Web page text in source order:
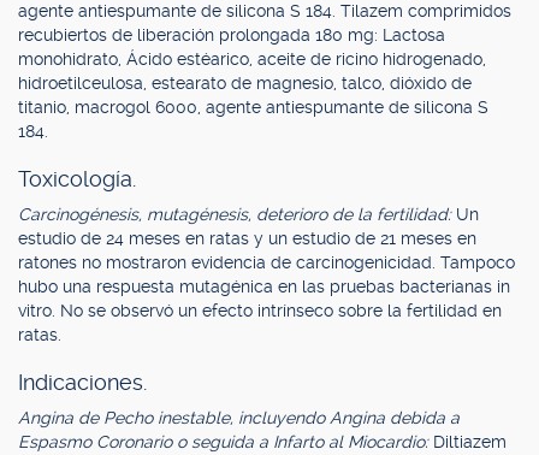
agente antiespumante de silicona S 184. Tilazem comprimidos
recubiertos de liberación prolongada 180 mg: Lactosa
monohidrato, Ácido estéarico, aceite de ricino hidrogenado,
hidroetilceulosa, estearato de magnesio, talco, dióxido de
titanio, macrogol 6000, agente antiespumante de silicona S
184.
Toxicología.
Carcinogénesis, mutagénesis, deterioro de la fertilidad: Un
estudio de 24 meses en ratas y un estudio de 21 meses en
ratones no mostraron evidencia de carcinogenicidad. Tampoco
hubo una respuesta mutagénica en las pruebas bacterianas in
vitro. No se observó un efecto intrínseco sobre la fertilidad en
ratas.
Indicaciones.
Angina de Pecho inestable, incluyendo Angina debida a
Espasmo Coronario o seguida a Infarto al Miocardio: Diltiazem